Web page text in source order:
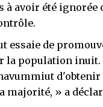
à avoir été
essaie de
la population
majorité, » a